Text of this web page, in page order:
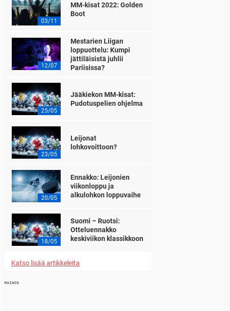
03/11
MM-kisat 2022: Golden
Boot
12/07
Mestarien Liigan
loppuottelu: Kumpi
jättiläisistä juhlii
Pariisissa?
25/05
Jääkiekon MM-kisat:
Pudotuspelien ohjelma
23/05
Leijonat
lohkovoittoon?
20/05
Ennakko: Leijonien
viikonloppu ja
alkulohkon loppuvaihe
18/05
Suomi – Ruotsi:
Otteluennakko
keskiviikon klassikkoon
Katso lisää artikkeleita
MAINOS